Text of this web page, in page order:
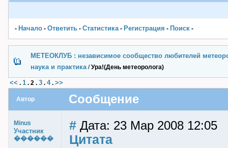
- Начало - Ответить - Статистика- Pегистрация - Поиск -
МЕТЕОКЛУБ : независимое сообщество любителей
наука и практика/Ура!(День метеоролога)
<< . 1 . 2 . 3 . 4. >>
Автор Сообщение
Minus
Участник
������
# Дата: 23 Мар 2008 12:05
Цитата